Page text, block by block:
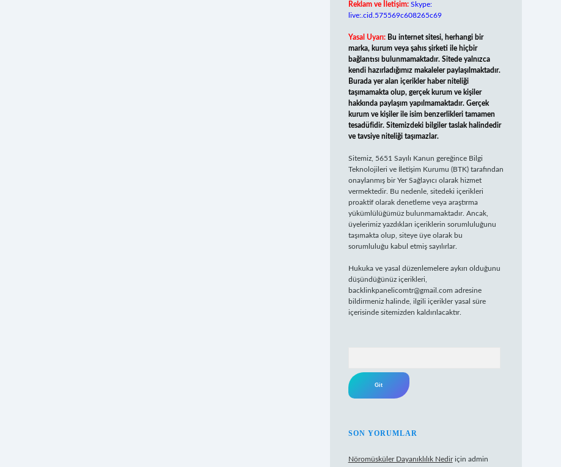
Reklam ve İletişim: Skype:
live:.cid.575569c608265c69
Yasal Uyarı: Bu internet sitesi, herhangi bir
marka, kurum veya şahıs şirketi ile hiçbir
bağlantısı bulunmamaktadır. Sitede yalnızca
kendi hazırladığımız makaleler paylaşılmaktadır.
Burada yer alan içerikler haber niteliği
taşımamakta olup, gerçek kurum ve kişiler
hakkında paylaşım yapılmamaktadır. Gerçek
kurum ve kişiler ile isim benzerlikleri tamamen
tesadüfidir. Sitemizdeki bilgiler taslak halindedir
ve tavsiye niteliği taşımazlar.
Sitemiz, 5651 Sayılı Kanun gereğince Bilgi
Teknolojileri ve İletişim Kurumu (BTK) tarafından
onaylanmış bir Yer Sağlayıcı olarak hizmet
vermektedir. Bu nedenle, sitedeki içerikleri
proaktif olarak denetleme veya araştırma
yükümlülüğümüz bulunmamaktadır. Ancak,
üyelerimiz yazdıkları içeriklerin sorumluluğunu
taşımakta olup, siteye üye olarak bu
sorumluluğu kabul etmiş sayılırlar.
Hukuka ve yasal düzenlemelere aykırı olduğunu
düşündüğünüz içerikleri,
backlinkpanelicomtr@gmail.com adresine
bildirmeniz halinde, ilgili içerikler yasal süre
içerisinde sitemizden kaldırılacaktır.
SON YORUMLAR
Nöromüsküler Dayanıklılık Nediriçin admin